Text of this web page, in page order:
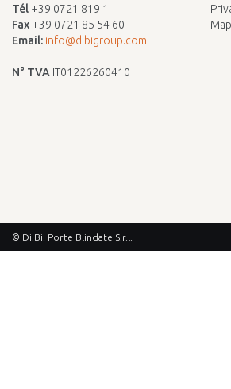
Tél +39 0721 819 1
Fax +39 0721 85 54 60
Email: info@dibigroup.com
N° TVA IT01226260410
© Di.Bi. Porte Blindate S.r.l.